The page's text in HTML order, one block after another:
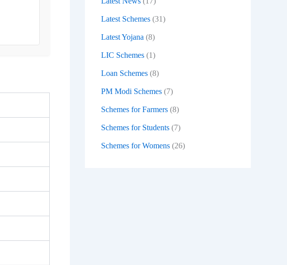
Latest Schemes (31)
Latest Yojana (8)
LIC Schemes (1)
Loan Schemes (8)
PM Modi Schemes (7)
Schemes for Farmers (8)
Schemes for Students (7)
Schemes for Womens (26)